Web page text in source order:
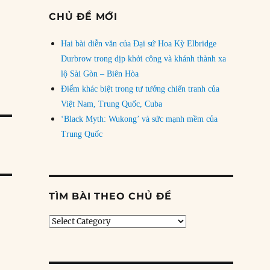
CHỦ ĐỀ MỚI
Hai bài diễn văn của Đại sứ Hoa Kỳ Elbridge
Durbrow trong dịp khởi công và khánh thành xa
lộ Sài Gòn – Biên Hòa
Điểm khác biệt trong tư tưởng chiến tranh của
Việt Nam, Trung Quốc, Cuba
‘Black Myth: Wukong’ và sức mạnh mềm của
Trung Quốc
TÌM BÀI THEO CHỦ ĐỀ
Tìm